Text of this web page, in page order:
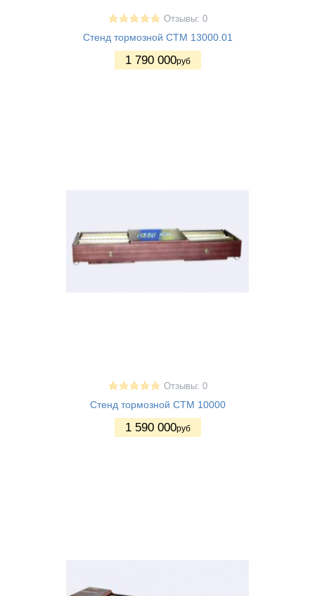
Отзывы: 0
Стенд тормозной СТМ 13000.01
1 790 000руб
Отзывы: 0
Стенд тормозной СТМ 10000
1 590 000руб